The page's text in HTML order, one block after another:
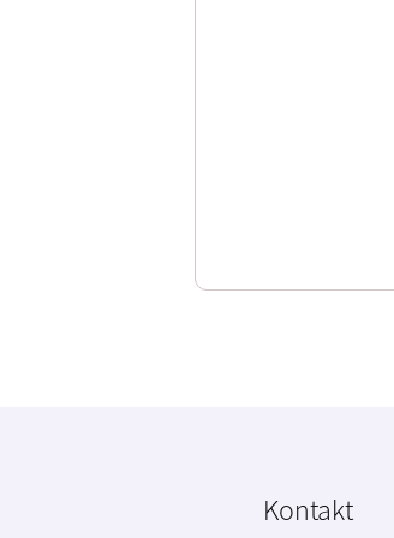
Kontakt